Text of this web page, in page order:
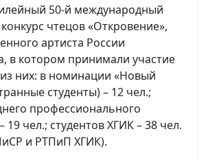
50-й международный
чтецов «Откровение»,
артиста России
в котором принимали участие
из них: в номинации «Новый
студенты) – 12 чел.;
профессионального
19 чел.; студентов ХГИК – 38 чел.
и РТПиП ХГИК).